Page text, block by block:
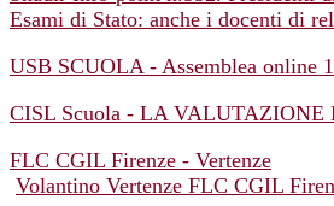
Esami di Stato: anche i docenti di
USB SCUOLA - Assemblea online
CISL Scuola - LA VALUTAZIONE
FLC CGIL Firenze - Vertenze
Volantino Vertenze FLC CGIL